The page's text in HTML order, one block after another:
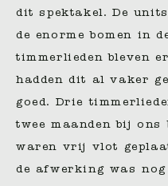
dit spektakel. De
de enorme bomen in
timmerlieden bleven
hadden dit al vaker
goed. Drie
twee maanden bij ons
waren vrij vlot
de afwerking was